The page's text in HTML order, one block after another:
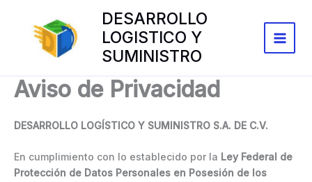
contenido
DESARROLLO
LOGISTICO Y
SUMINISTRO
Aviso de Privacidad
DESARROLLO LOGÍSTICO Y SUMINISTRO S.A. DE C.V.
En cumplimiento con lo establecido por la Ley Federal de
Protección de Datos Personales en Posesión de los